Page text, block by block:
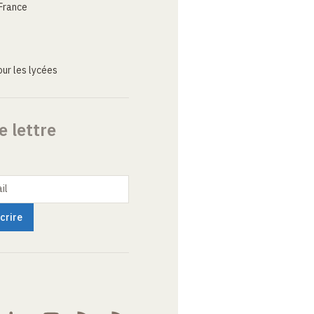
les lycées
lettre